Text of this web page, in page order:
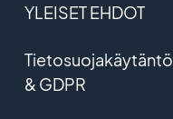
YLEISET EHDOT
Tietosuojakäytäntö
& GDPR